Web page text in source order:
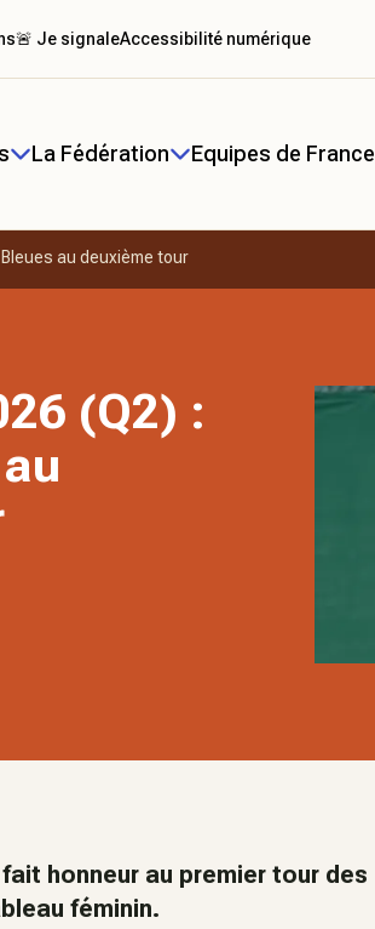
La Fédération Equipes de France
🚨 Je signaleAccessibilité numérique
au deuxième tour
(Q2) :
honneur au premier tour des
féminin.